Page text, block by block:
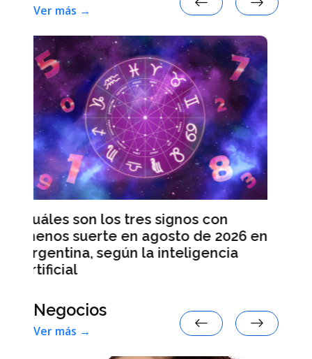
Ver más →
2026 en
Leapmotor B10, el vehículo para
pasajeros 100 % eléctrico más
vendido en España en julio
Negocios
Ver más →